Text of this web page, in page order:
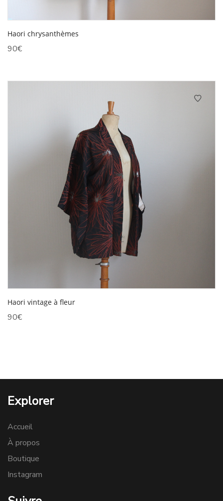
Haori chrysanthèmes
90€
Haori vintage à fleur
90€
Explorer
Accueil
À propos
Boutique
Instagram